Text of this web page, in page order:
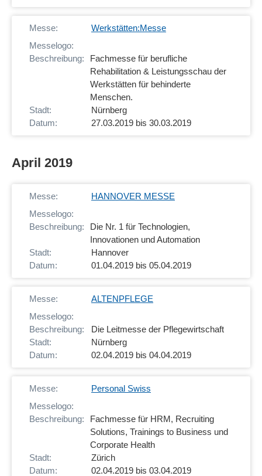
Werkstätten:Messe
Fachmesse für berufliche
Rehabilitation & Leistungsschau der
Werkstätten für behinderte
Menschen.
Nürnberg
27.03.2019 bis 30.03.2019
April 2019
HANNOVER MESSE
Die Nr. 1 für Technologien,
Innovationen und Automation
Hannover
01.04.2019 bis 05.04.2019
ALTENPFLEGE
Die Leitmesse der Pflegewirtschaft
Nürnberg
02.04.2019 bis 04.04.2019
Personal Swiss
Fachmesse für HRM, Recruiting
Solutions, Trainings to Business und
Corporate Health
Zürich
02.04.2019 bis 03.04.2019